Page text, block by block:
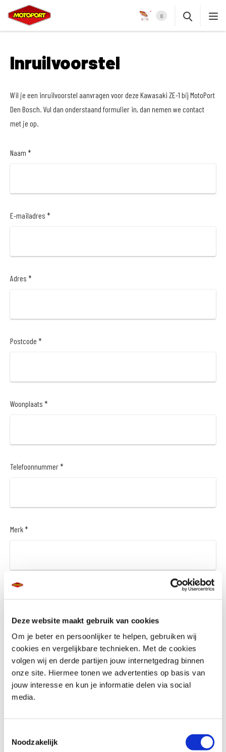
Deze website maakt gebruik van cookies
Om je beter en persoonlijker te helpen, gebruiken wij
cookies en vergelijkbare technieken. Met de cookies
volgen wij en derde partijen jouw internetgedrag binnen
onze site. Hiermee tonen we advertenties op basis van
jouw interesse en kun je informatie delen via social
media.
Noodzakelijk
0
Inruilvoorstel
Wil je een inruilvoorstel aanvragen voor deze Kawasaki ZE-1 bij MotoPort
Den Bosch. Vul dan onderstaand formulier in, dan nemen we contact
met je op.
Naam *
E-mailadres *
Adres *
Postcode *
Woonplaats *
Telefoonnummer *
Merk *
Bouwjaar *
Kenteken *